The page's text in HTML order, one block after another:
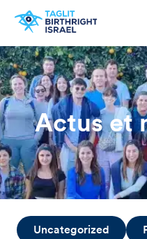
Actus et
Uncategorized
Voulez-
Prénom
Nom
Adresse mail
Pays